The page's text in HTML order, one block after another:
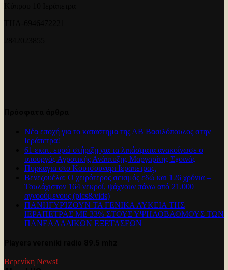
Νέα εποχή για το καταστημα της ΑΒ Βασιλόπουλος στην
Ιεράπετρα!
61 εκατ. ευρώ στήριξη για τα λιπάσματα ανακοίνωσε ο
υπουργός Αγροτικής Ανάπτυξης Μαργαρίτης Σχοινάς
Πυρκαγια στο Κουτσουναρι Ιεραπετρας.
Βενεζουέλα: Ο χειρότερος σεισμός εδώ και 126 χρόνια –
Τουλάχιστον 164 νεκροί, ψάχνουν πάνω από 21.000
αγνοούμενους (pics&vids)
ΠΑΝΗΓΥΡΊΖΟΥΝ ΤΑ ΓΕΝΙΚΑ ΛΥΚΕΙΑ ΤΗΣ
ΙΕΡΑΠΕΤΡΑΣ ΜΕ 33% ΣΤΟΥΣ ΥΨΗΛΟΒΑΘΜΟΥΣ ΤΩΝ
ΠΑΝΕΛΛΑΔΙΚΩΝ ΕΞΕΤΑΣΕΩΝ
Βερενίκη News!